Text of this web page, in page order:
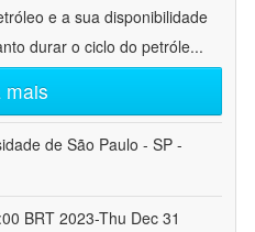
e a sua disponibilidade
durar o ciclo do petróle...
mais
de São Paulo - SP -
BRT 2023-Thu Dec 31